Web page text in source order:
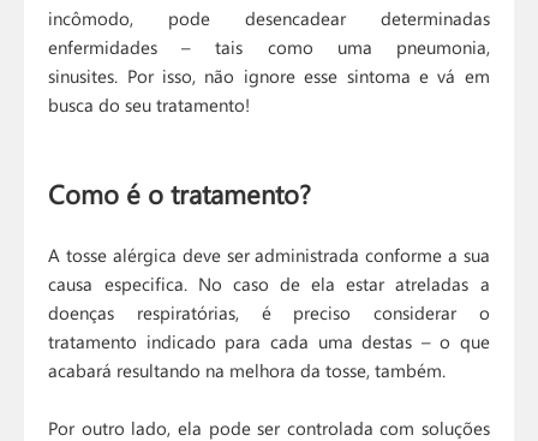
incômodo, pode desencadear determinadas
enfermidades – tais como uma pneumonia,
sinusites. Por isso, não ignore esse sintoma e vá em
busca do seu tratamento!
Como é o tratamento?
A tosse alérgica deve ser administrada conforme a sua
causa especifica. No caso de ela estar atreladas a
doenças respiratórias, é preciso considerar o
tratamento indicado para cada uma destas – o que
acabará resultando na melhora da tosse, também.
Por outro lado, ela pode ser controlada com soluções